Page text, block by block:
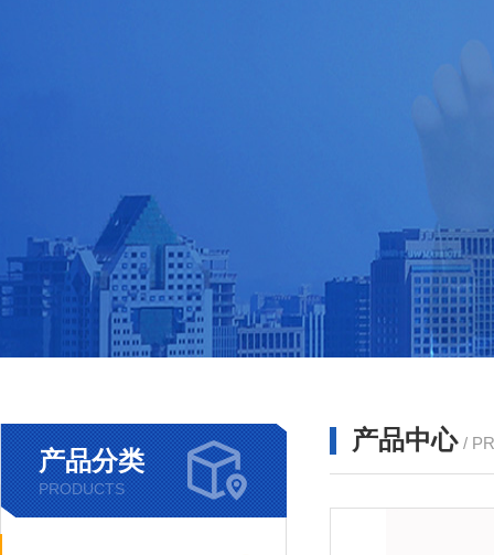
产品分类
PRODUCTS
产品中心 /